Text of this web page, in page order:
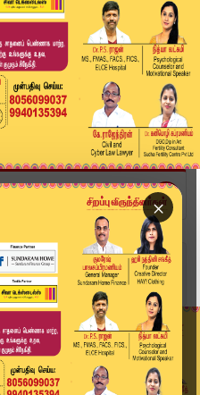
×
தலைவர் யா...